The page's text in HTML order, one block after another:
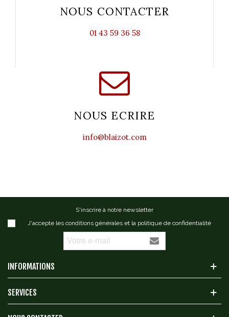
NOUS CONTACTER
01 43 59 36 58
NOUS ECRIRE
info@blaizot.com
S'inscrire à notre newsletter
J'accepte les conditions générales et la politique de confidentialité
INFORMATIONS
SERVICES